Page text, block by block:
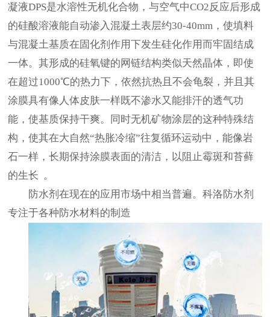
凝液DPS是水溶性无机化合物，与空气中CO2反应后形成
的硅酸溶液能自动渗入混凝土表层约30-40mm，使填料
与混凝土基质在固化剂作用下发生硅化作用而牢固结成
一体。其形成的硅氧键的网链结构类似天然晶体，即使
在超过1000℃的热力下，依然抗热且不会龟裂，并且其
涂膜具有像人体皮肤一样既不渗水又能排汗的透气功
能，使基质保持干爽。同时无机矿物涂层的这种特殊结
构，使其在大自然“热胀冷缩”往复循环运动中，能像岩
石一样，长期保持涂膜表面的清洁，以阻止霉斑和苔藓
的生长 。
防水剂在现在的应用市场中相当普遍。科洛防水剂
专注于各种防水材料的制造